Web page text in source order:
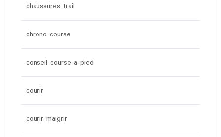
chaussures trail
chrono course
conseil course a pied
courir
courir maigrir